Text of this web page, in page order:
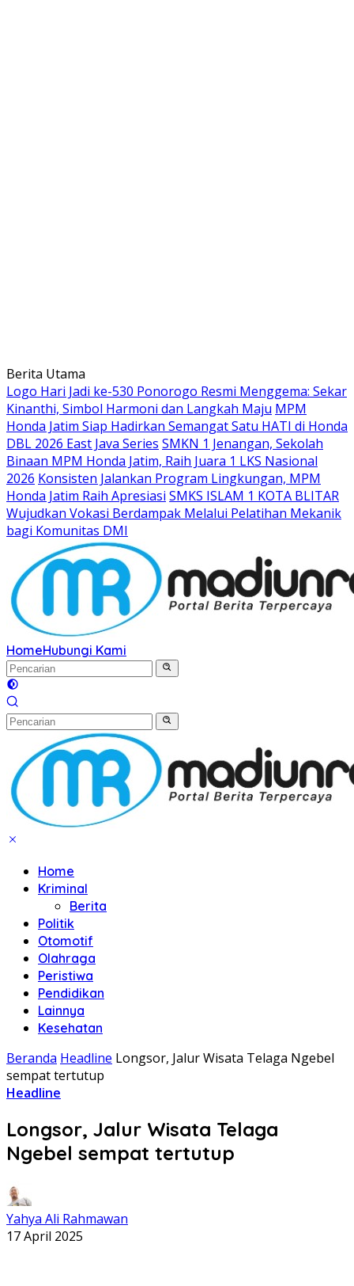
Langsung
ke
konten
Berita Utama
Logo Hari Jadi ke-530 Ponorogo Resmi Menggema: Sekar
Kinanthi, Simbol Harmoni dan Langkah Maju MPM
Honda Jatim Siap Hadirkan Semangat Satu HATI di Honda
DBL 2026 East Java Series SMKN 1 Jenangan, Sekolah
Binaan MPM Honda Jatim, Raih Juara 1 LKS Nasional
2026 Konsisten Jalankan Program Lingkungan, MPM
Honda Jatim Raih Apresiasi SMKS ISLAM 1 KOTA BLITAR
Wujudkan Vokasi Berdampak Melalui Pelatihan Mekanik
bagi Komunitas DMI
HomeHubungi Kami
Home
Kriminal
Berita
Politik
Otomotif
Olahraga
Peristiwa
Pendidikan
Lainnya
Kesehatan
Beranda Headline Longsor, Jalur Wisata Telaga Ngebel
sempat tertutup
Headline
Longsor, Jalur Wisata Telaga
Ngebel sempat tertutup
Yahya Ali Rahmawan
17 April 2025